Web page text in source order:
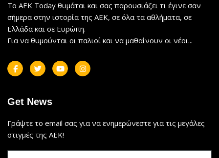
Το AEK Today θυμάται και σας παρουσιάζει τι έγινε σαν
σήμερα στην ιστορία της ΑΕΚ, σε όλα τα αθλήματα, σε
Ελλάδα και σε Ευρώπη.
Για να θυμούνται οι παλιοί και να μαθαίνουν οι νέοι...
Get News
Γράψτε το email σας για να ενημερώνεστε για τις μεγάλες
στιγμές της ΑΕΚ!